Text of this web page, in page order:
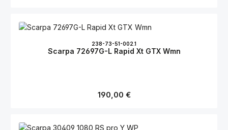
238-73-51-002.1
Scarpa 72697G-L Rapid Xt GTX Wmn
Regulärer Preis:
190,00 €